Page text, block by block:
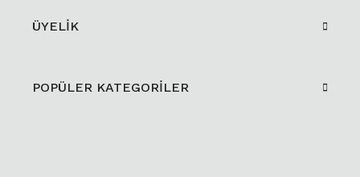
ÜYELİK
POPÜLER KATEGORİLER